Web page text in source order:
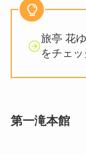
旅亭 花
をチェッ
第一滝本館